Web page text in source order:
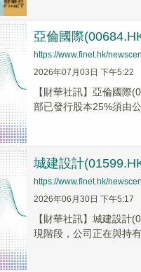
亞倫國際
https://www.finet.hk/
2026年07月03日 下午5:22
【財華社訊】亞倫國際
部已發行股本25%須由
城建設計
https://www.finet.hk/
2026年06月30日 下午5:17
【財華社訊】城建設計
現階段，公司正在與持